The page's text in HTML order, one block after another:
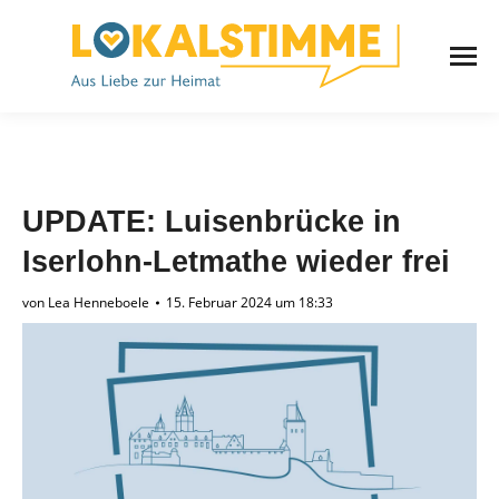
UPDATE: Luisenbrücke in
Iserlohn-Letmathe wieder frei
von Lea Henneboele 15. Februar 2024 um 18:33